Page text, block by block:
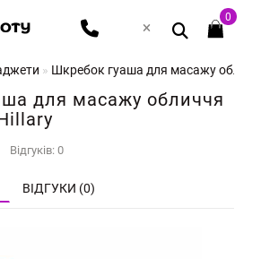
0
Шкребок гуаша для масажу
для масажу обличчя
Відгуків: 0
ВІДГУКИ (0)